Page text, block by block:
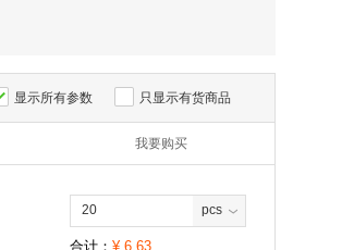
显示所有参数 只显示有货商品
我要购买
pcs
合计： ¥ 6.63